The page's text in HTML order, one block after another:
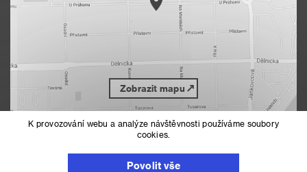
Zobrazit mapu
K provozování webu a analýze návštěvnosti používáme soubory
cookies.
Povolit vše